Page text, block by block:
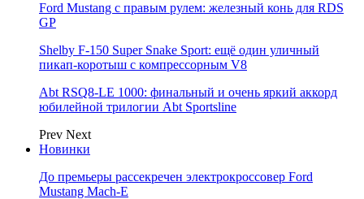
Ford Mustang с правым рулем: железный конь для RDS
GP
Shelby F-150 Super Snake Sport: ещё один уличный
пикап-коротыш с компрессорным V8
Abt RSQ8-LE 1000: финальный и очень яркий аккорд
юбилейной трилогии Abt Sportsline
Prev Next
Новинки
До премьеры рассекречен электрокроссовер Ford
Mustang Mach-E